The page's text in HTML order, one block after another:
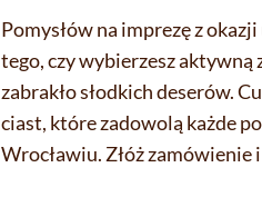
Pomysłów na imprezę z
tego, czy wybierzesz aktywną
zabrakło słodkich deserów.
ciast, które zadowolą każde
Wrocławiu. Złóż zamówienie